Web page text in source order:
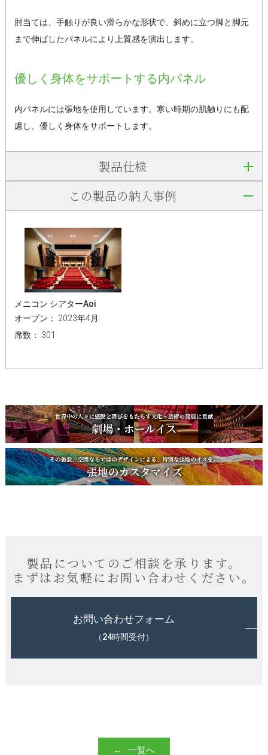
肘当ては、手触りが良い滑らかな形状で、斜めに立つ脚と脚元
まで伸ばしたパネルにより上質感を演出します。
優しく身体をサポートする内パネル
内パネルには張地を使用しています。寒い時期の肌触りにも配
慮し、優しく身体をサポートします。
製品仕様
この製品の納入事例
メニコン シアターAoi
オープン： 2023年4月
席数： 301
製品についてのご相談を承ります。
まずはお気軽にお問い合わせください。
お問い合わせフォーム
（24時間受付）
一覧へ